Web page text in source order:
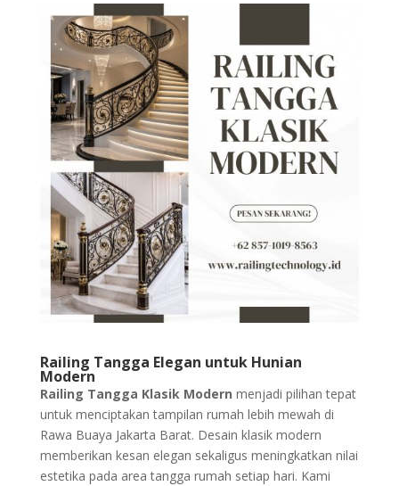
Railing Tangga Elegan untuk Hunian
Modern
Railing Tangga Klasik Modern menjadi pilihan tepat
untuk menciptakan tampilan rumah lebih mewah di
Rawa Buaya Jakarta Barat. Desain klasik modern
memberikan kesan elegan sekaligus meningkatkan nilai
estetika pada area tangga rumah setiap hari. Kami